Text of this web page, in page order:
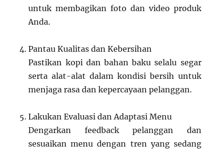
untuk membagikan foto dan video produk
Anda.
Pantau Kualitas dan Kebersihan
Pastikan kopi dan bahan baku selalu segar
serta alat-alat dalam kondisi bersih untuk
menjaga rasa dan kepercayaan pelanggan.
Lakukan Evaluasi dan Adaptasi Menu
Dengarkan feedback pelanggan dan
sesuaikan menu dengan tren yang sedang